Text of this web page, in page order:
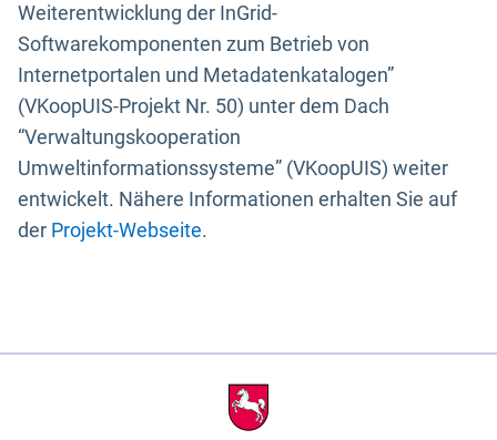
Weiterentwicklung der InGrid-
Softwarekomponenten zum Betrieb von
Internetportalen und Metadatenkatalogen”
(VKoopUIS-Projekt Nr. 50) unter dem Dach
“Verwaltungskooperation
Umweltinformationssysteme” (VKoopUIS) weiter
entwickelt. Nähere Informationen erhalten Sie auf
der Projekt-Webseite.